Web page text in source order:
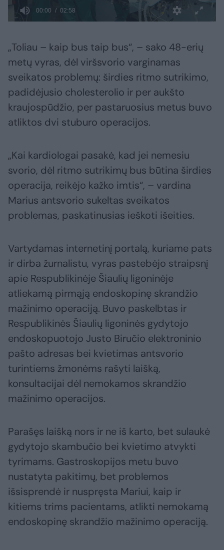
„Toliau – kaip bus taip bus“, – sako 48-erių
metų vyras, dėl viršsvorio varginamas
sveikatos problemų: širdies ritmo sutrikimo,
padidėjusio cholesterolio ir per aukšto
kraujospūdžio, per pastaruosius metus buvo
atliktos dvi stuburo operacijos.
„Kai kardiologai pasakė, kad jei nemesiu
svorio, dėl ritmo sutrikimų bus būtina širdies
operacija, reikėjo kažko imtis“, – vardina
Marius antsvorio sukeltas sveikatos
problemas, paskatinusias ieškoti išeities.
Vartydamas internetinį portalą, kuriame pats
ir dirba žurnalistu, vyras pastebėjo straipsnį
apie Respublikinėje Šiaulių ligoninėje
atliekamą pirmąją endoskopinę skrandžio
mažinimo operaciją. Buvo paskelbtas ir
Respublikinės Šiaulių ligoninės gydytojo
endoskopuotojo Justo Biručio elektroninio
pašto adresas bei kvietimas antsvorio
turintiems žmonėms rašyti laišką,
konsultacijai dėl nemokamos skrandžio
mažinimo operacijos.
Parašęs laišką nors ir ne iš karto, bet sulaukė
gydytojo skambučio bei kvietimo atvykti
tyrimams. Gastroskopijos metu buvo
nustatyta pakitimų, bet problemos
išsisprendė ir nuspręsta Mariui, kaip ir
kitiems trims pacientams, atlikti nemokamą
endoskopinę skrandžio mažinimo operaciją.